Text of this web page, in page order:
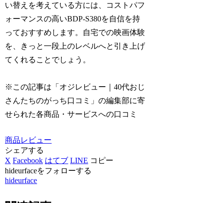
い替えを考えている方には、コストパフ
ォーマンスの高いBDP-S380を自信を持
っておすすめします。自宅での映画体験
を、きっと一段上のレベルへと引き上げ
てくれることでしょう。
※この記事は「オジレビュー｜40代おじ
さんたちのがっち口コミ」の編集部に寄
せられた各商品・サービスへの口コミ
商品レビュー
シェアする
X Facebook はてブ LINE コピー
hideurfaceをフォローする
hideurface